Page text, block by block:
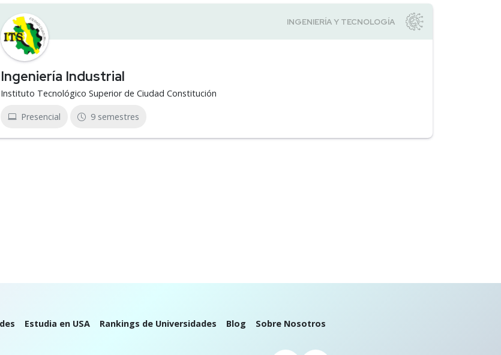
Ingeniería Industrial
Instituto Tecnológico Superior de Ciudad Constitución
Presencial 9 semestres
Estudia en USA Rankings de Universidades Blog Sobre Nosotros